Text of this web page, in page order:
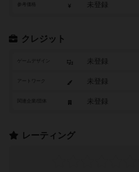
参考価格 未登録
クレジット
ゲームデザイン 未登録
アートワーク 未登録
未登録
レーティング